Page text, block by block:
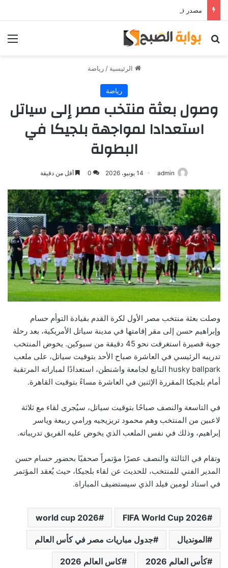
بحث عن
الرئيسية / رياضة
رياضة
وصول بعثة منتخب مصر إلى سياتل
استعدادا لمواجهة بلجيكا في
البطولة
admin 14 يونيو، 2026 0 أقل من دقيقة
وصلت بعثة منتخب مصر الأول لكرة القدم بقيادة التوأم حسام
وإبراهيم حسن إلى مقر إقامتها في مدينة سياتل الأمريكية، بعد رحلة
جوية قصيرة استغرقت نحو 45 دقيقة من سبوكين. يخوض المنتخب
تدريبه الرئيسي في العاشرة صباح الأحد بتوقيت سياتل، على ملعب
husky ballpark التابع لجامعة واشنطن، استعدادًا لمباراته المرتقبة
أمام بلجيكا المقررة الإثنين في العاشرة مساءً بتوقيت القاهرة.
في التاسعة والنصف صباحًا بتوقيت سياتل، سيُجرى لقاء مع ثلاثة
لاعبين من المنتخب وهم محمود تريزيجيه ورامي ربيعة وياسر
إبراهيم، وذلك في نفس الملعب الذي يخوض عليه الفريق تدريباته.
وتقام في الثالثة والنصف عصرًا مؤتمراً صحفيًا بحضور حسام حسن
المدير الفني للمنتخب، للحديث عن لقاء بلجيكا، حيث يُعقد المؤتمر
في استاد لومين فيلد الذي سيستضيف المباراة.
FIFA World Cup 2026
world cup 2026
المونديال جدول مباريات مصر في كأس العالم
كأس العالم 2026 كاس العالم 2026